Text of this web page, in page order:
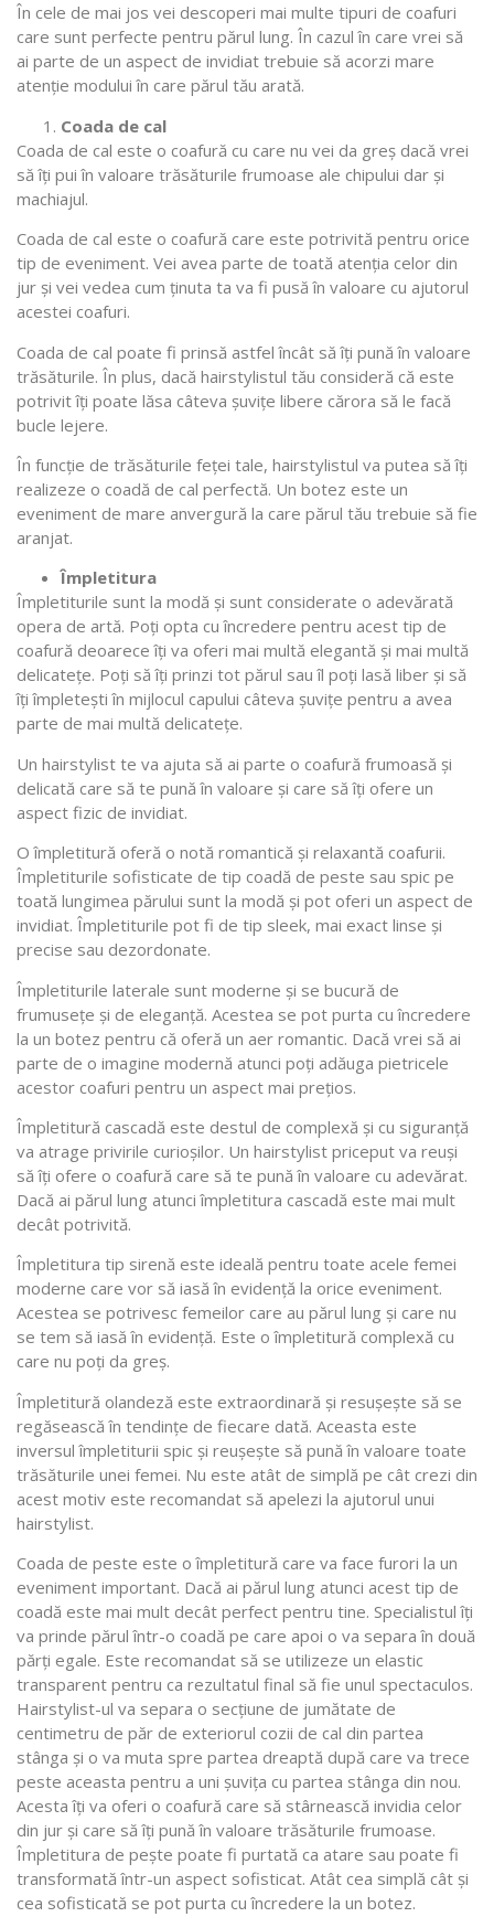
În cele de mai jos vei descoperi mai multe tipuri de coafuri
care sunt perfecte pentru părul lung. În cazul în care vrei să
ai parte de un aspect de invidiat trebuie să acorzi mare
atenție modului în care părul tău arată.
Coada de cal
Coada de cal este o coafură cu care nu vei da greș dacă vrei
să îți pui în valoare trăsăturile frumoase ale chipului dar și
machiajul.
Coada de cal este o coafură care este potrivită pentru orice
tip de eveniment. Vei avea parte de toată atenția celor din
jur și vei vedea cum ținuta ta va fi pusă în valoare cu ajutorul
acestei coafuri.
Coada de cal poate fi prinsă astfel încât să îți pună în valoare
trăsăturile. În plus, dacă hairstylistul tău consideră că este
potrivit îți poate lăsa câteva șuvițe libere cărora să le facă
bucle lejere.
În funcție de trăsăturile feței tale, hairstylistul va putea să îți
realizeze o coadă de cal perfectă. Un botez este un
eveniment de mare anvergură la care părul tău trebuie să fie
aranjat.
Împletitura
Împletiturile sunt la modă și sunt considerate o adevărată
opera de artă. Poți opta cu încredere pentru acest tip de
coafură deoarece îți va oferi mai multă elegantă și mai multă
delicatețe. Poți să îți prinzi tot părul sau îl poți lasă liber și să
îți împletești în mijlocul capului câteva șuvițe pentru a avea
parte de mai multă delicatețe.
Un hairstylist te va ajuta să ai parte o coafură frumoasă și
delicată care să te pună în valoare și care să îți ofere un
aspect fizic de invidiat.
O împletitură oferă o notă romantică și relaxantă coafurii.
Împletiturile sofisticate de tip coadă de peste sau spic pe
toată lungimea părului sunt la modă și pot oferi un aspect de
invidiat. Împletiturile pot fi de tip sleek, mai exact linse și
precise sau dezordonate.
Împletiturile laterale sunt moderne și se bucură de
frumusețe și de eleganță. Acestea se pot purta cu încredere
la un botez pentru că oferă un aer romantic. Dacă vrei să ai
parte de o imagine modernă atunci poți adăuga pietricele
acestor coafuri pentru un aspect mai prețios.
Împletitură cascadă este destul de complexă și cu siguranță
va atrage privirile curioșilor. Un hairstylist priceput va reuși
să îți ofere o coafură care să te pună în valoare cu adevărat.
Dacă ai părul lung atunci împletitura cascadă este mai mult
decât potrivită.
Împletitura tip sirenă este ideală pentru toate acele femei
moderne care vor să iasă în evidență la orice eveniment.
Acestea se potrivesc femeilor care au părul lung și care nu
se tem să iasă în evidență. Este o împletitură complexă cu
care nu poți da greș.
Împletitură olandeză este extraordinară și resușește să se
regăsească în tendințe de fiecare dată. Aceasta este
inversul împletiturii spic și reușește să pună în valoare toate
trăsăturile unei femei. Nu este atât de simplă pe cât crezi din
acest motiv este recomandat să apelezi la ajutorul unui
hairstylist.
Coada de peste este o împletitură care va face furori la un
eveniment important. Dacă ai părul lung atunci acest tip de
coadă este mai mult decât perfect pentru tine. Specialistul îți
va prinde părul într-o coadă pe care apoi o va separa în două
părți egale. Este recomandat să se utilizeze un elastic
transparent pentru ca rezultatul final să fie unul spectaculos.
Hairstylist-ul va separa o secțiune de jumătate de
centimetru de păr de exteriorul cozii de cal din partea
stânga și o va muta spre partea dreaptă după care va trece
peste aceasta pentru a uni șuvița cu partea stânga din nou.
Acesta îți va oferi o coafură care să stârnească invidia celor
din jur și care să îți pună în valoare trăsăturile frumoase.
Împletitura de pește poate fi purtată ca atare sau poate fi
transformată într-un aspect sofisticat. Atât cea simplă cât și
cea sofisticată se pot purta cu încredere la un botez.